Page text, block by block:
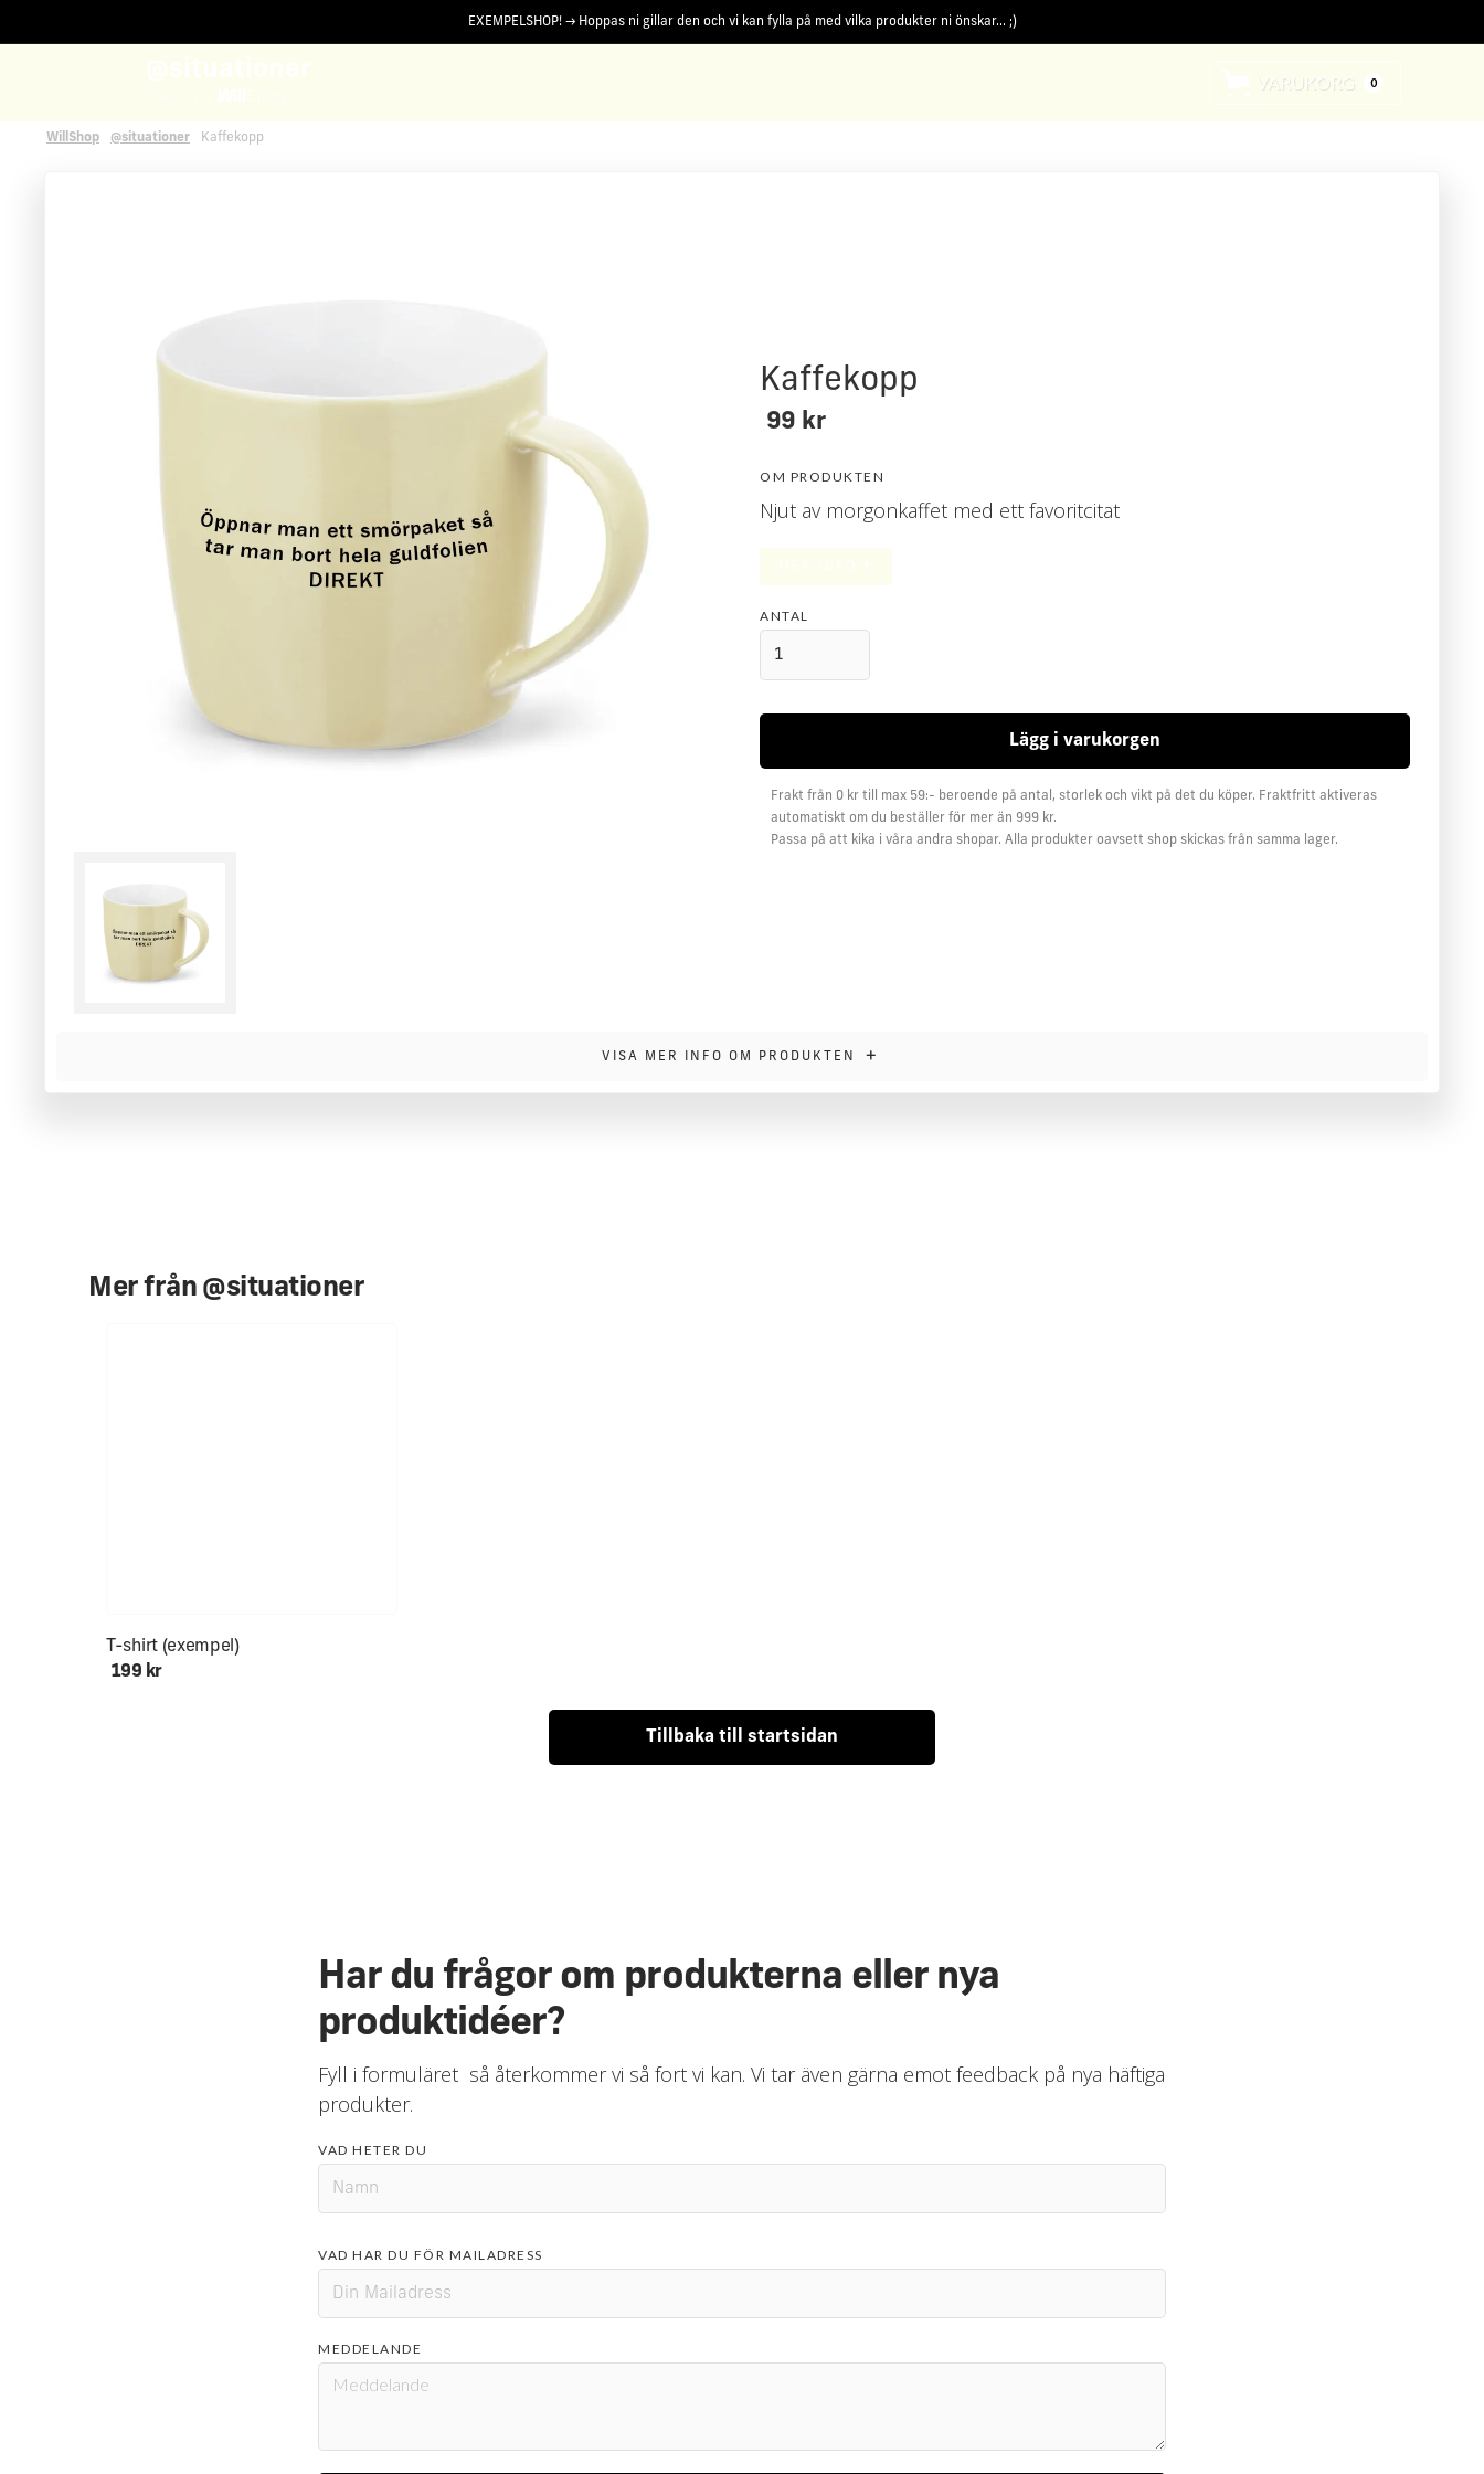
EXEMPELSHOP! -> Hoppas ni gillar den och vi kan fylla på med vilka produkter ni önskar... ;)
VARUKORG 0
WillShop @situationer Kaffekopp
Kaffekopp
99 kr
OM PRODUKTEN
Njut av morgonkaffet med ett favoritcitat
ANTAL
Frakt från 0 kr till max 59:- beroende på antal, storlek och vikt på det du köper. Fraktfritt aktiveras
automatiskt om du beställer för mer än 999 kr.
Passa på att kika i våra andra shopar. Alla produkter oavsett shop skickas från samma lager.
VISA MER INFO OM PRODUKTEN +
Mer från @situationer
T-shirt (exempel)
199 kr
Tillbaka till startsidan
Har du frågor om produkterna eller nya
produktidéer?
Fyll i formuläret så återkommer vi så fort vi kan. Vi tar även gärna emot feedback på nya häftiga
produkter.
VAD HETER DU
VAD HAR DU FÖR MAILADRESS
MEDDELANDE